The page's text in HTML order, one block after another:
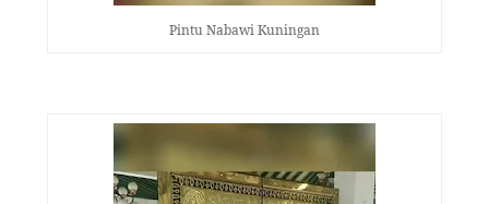
Pintu Nabawi Kuningan